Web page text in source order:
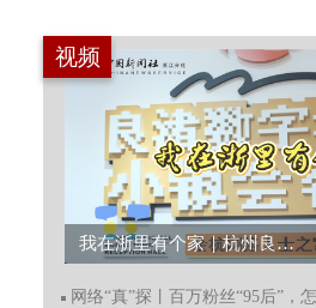
视频
我在浙里有个家｜杭州良渚同心荟：灵感不设限 此处即为家...